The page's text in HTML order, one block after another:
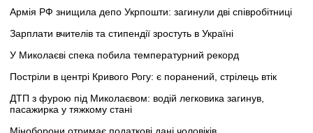
Армія РФ знищила депо Укрпошти: загинули дві співробітниці
Зарплати вчителів та стипендії зростуть в Україні
У Миколаєві спека побила температурний рекорд
Постріли в центрі Кривого Рогу: є поранений, стрілець втік
ДТП з фурою під Миколаєвом: водій легковика загинув,
пасажирка у тяжкому стані